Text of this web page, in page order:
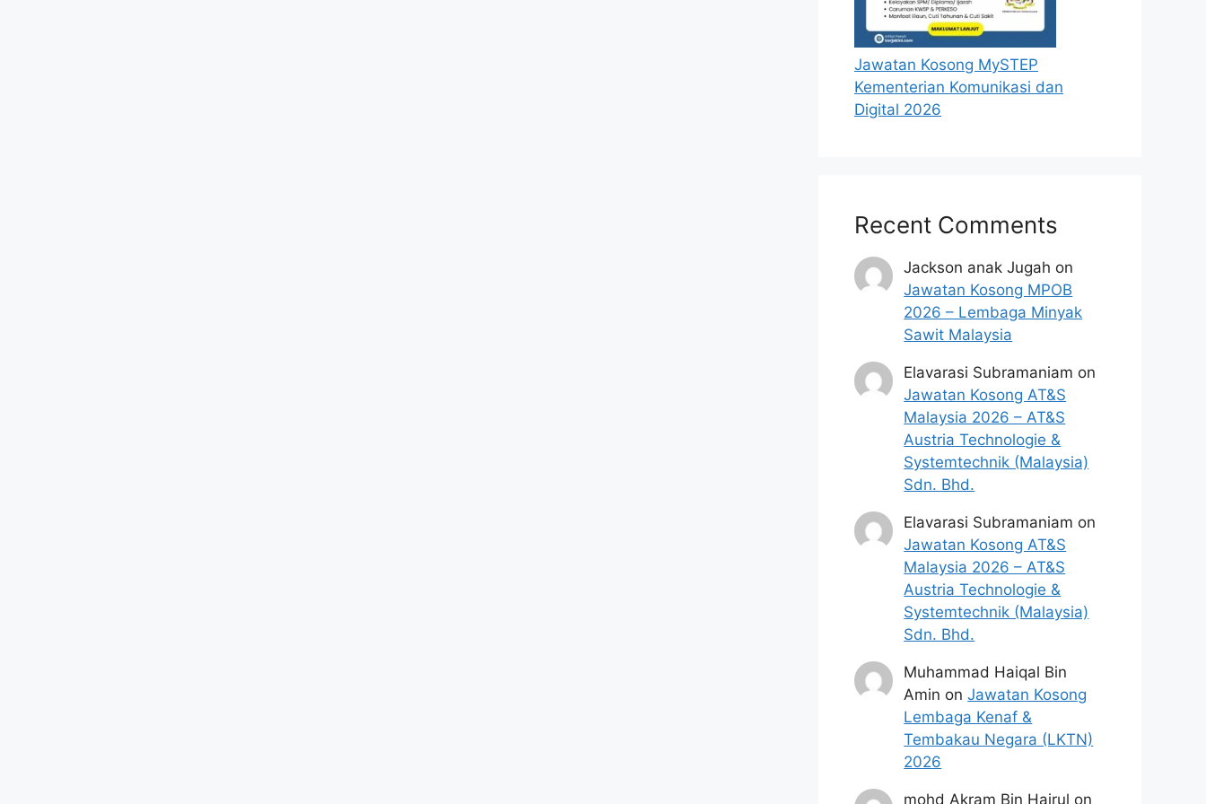
Jawatan Kosong MySTEP
Kementerian Komunikasi dan
Digital 2026
Recent Comments
Jackson anak Jugah on
Jawatan Kosong MPOB
2026 – Lembaga Minyak
Sawit Malaysia
Elavarasi Subramaniam on
Jawatan Kosong AT&S
Malaysia 2026 – AT&S
Austria Technologie &
Systemtechnik (Malaysia)
Sdn. Bhd.
Elavarasi Subramaniam on
Jawatan Kosong AT&S
Malaysia 2026 – AT&S
Austria Technologie &
Systemtechnik (Malaysia)
Sdn. Bhd.
Muhammad Haiqal Bin
Amin onJawatan Kosong
Lembaga Kenaf &
Tembakau Negara (LKTN)
2026
mohd Akram Bin Hairul on